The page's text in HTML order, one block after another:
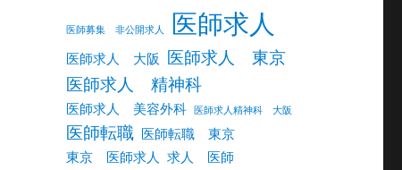
医師募集 非公開求人 医師求人
医師求人 大阪 医師求人 東京
医師求人 精神科
医師求人 美容外科 医師求人精神科 大阪
医師転職 医師転職 東京
東京 医師求人 求人 医師